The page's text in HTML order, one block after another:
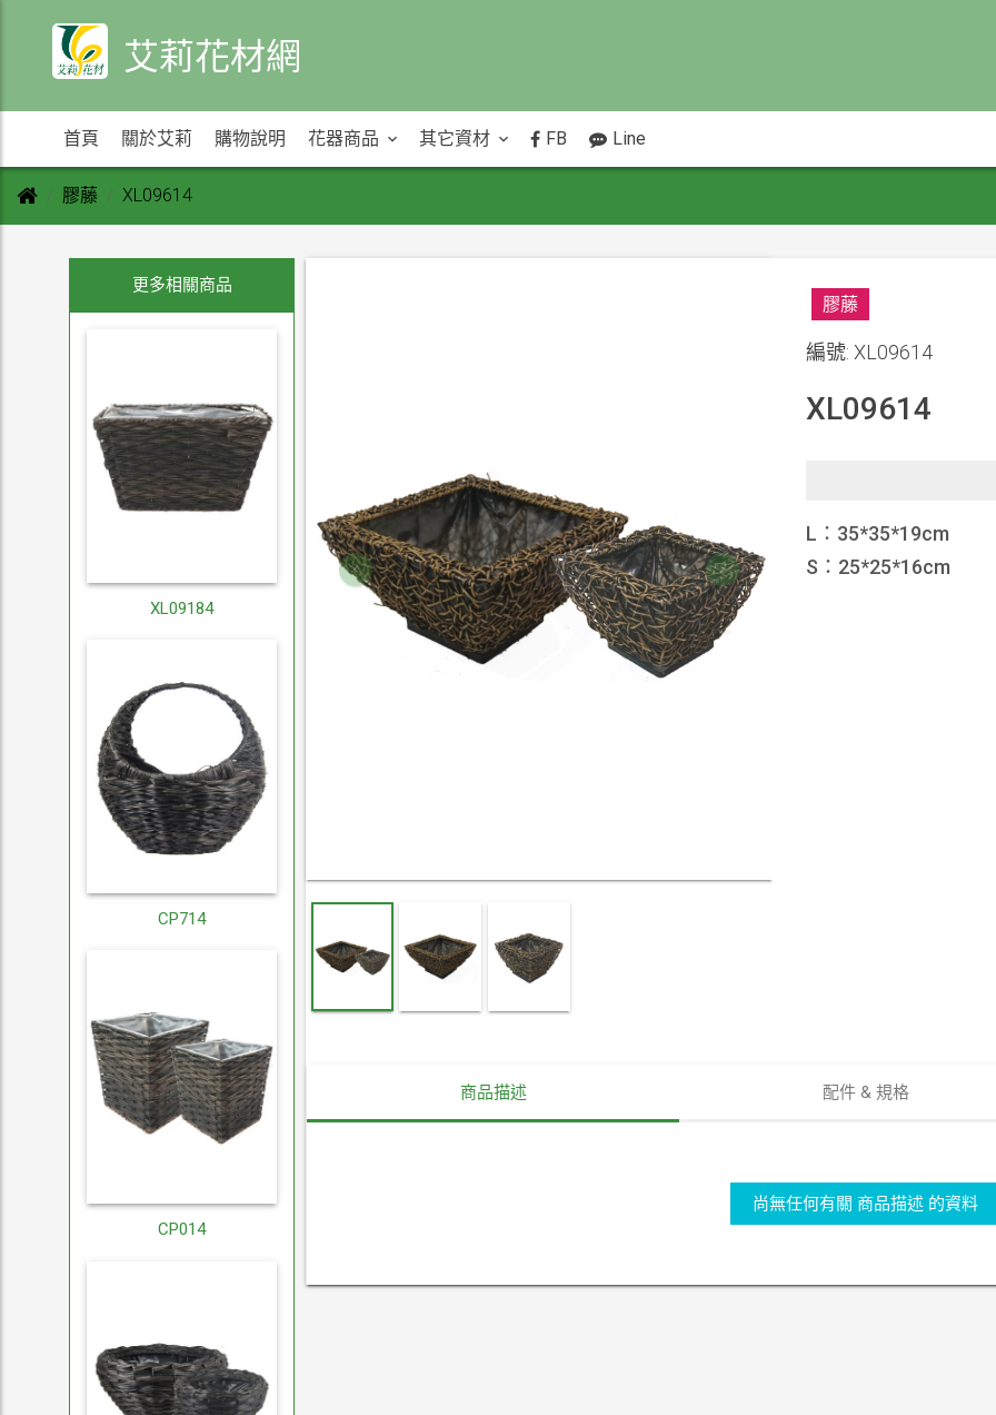
艾莉花材網
首頁 關於艾莉 購物說明 花器商品 其它資材 FB Line
膠藤 XL09614
膠藤
編號: XL09614
XL09614
L：35*35*19cm
S：25*25*16cm
商品描述 配件 & 規格
尚無任何有關 商品描述 的資料
更多相關商品
XL09184
CP714
CP014